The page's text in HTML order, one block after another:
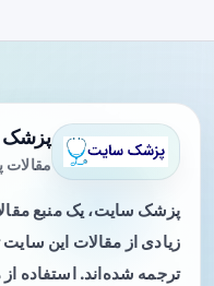
پزشک
پزشک سایت، یک منبع
زیادی از مقالات این
ترجمه شده‌اند. استفاده